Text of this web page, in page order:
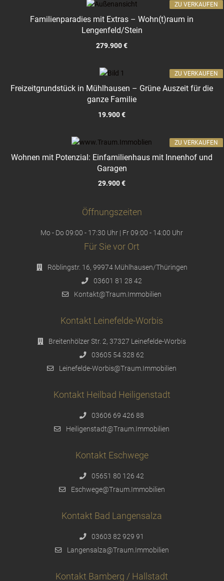
Familienparadies mit Extras – Wohn(t)raum in
Lengenfeld/Stein
279.900 €
ZU VERKAUFEN
Freizeitgrundstück in Mühlhausen – Grüne Auszeit für die
ganze Familie
19.900 €
ZU VERKAUFEN
Wohnen mit Potenzial: Einfamilienhaus mit Innenhof und
Garagen
29.900 €
ZU VERKAUFEN
Öffnungszeiten
Mo - Do 09:00 - 17:30 Uhr | Fr 09:00 - 14:00 Uhr
Für Sie vor Ort
Röblingstr. 16, 99974 Mühlhausen/Thüringen
03601 81 28 42
Kontakt@Traum.Immobilien
Kontakt Leinefelde-Worbis
Breitenhölzer Str. 2, 37327 Leinefelde-Worbis
03605 54 328 62
Leinefelde-Worbis@Traum.Immobilien
Kontakt Heilbad Heiligenstadt
03606 69 426 88
Heiligenstadt@Traum.Immobilien
Kontakt Eschwege
05651 80 126 42
Eschwege@Traum.Immobilien
Kontakt Bad Langensalza
03603 82 929 91
Langensalza@Traum.Immobilien
Kontakt Bamberg / Hallstadt